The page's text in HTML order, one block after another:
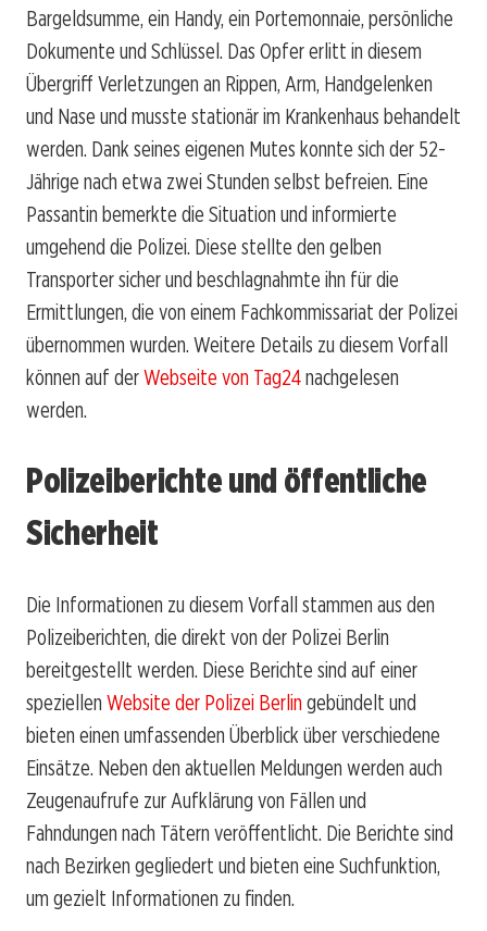
Bargeldsumme, ein Handy, ein Portemonnaie, persönliche
Dokumente und Schlüssel. Das Opfer erlitt in diesem
Übergriff Verletzungen an Rippen, Arm, Handgelenken
und Nase und musste stationär im Krankenhaus behandelt
werden. Dank seines eigenen Mutes konnte sich der 52-
Jährige nach etwa zwei Stunden selbst befreien. Eine
Passantin bemerkte die Situation und informierte
umgehend die Polizei. Diese stellte den gelben
Transporter sicher und beschlagnahmte ihn für die
Ermittlungen, die von einem Fachkommissariat der Polizei
übernommen wurden. Weitere Details zu diesem Vorfall
können auf derWebseite von Tag24nachgelesen
werden.
Polizeiberichte und öffentliche
Sicherheit
Die Informationen zu diesem Vorfall stammen aus den
Polizeiberichten, die direkt von der Polizei Berlin
bereitgestellt werden. Diese Berichte sind auf einer
speziellen Website der Polizei Berlin gebündelt und
bieten einen umfassenden Überblick über verschiedene
Einsätze. Neben den aktuellen Meldungen werden auch
Zeugenaufrufe zur Aufklärung von Fällen und
Fahndungen nach Tätern veröffentlicht. Die Berichte sind
nach Bezirken gegliedert und bieten eine Suchfunktion,
um gezielt Informationen zu finden.